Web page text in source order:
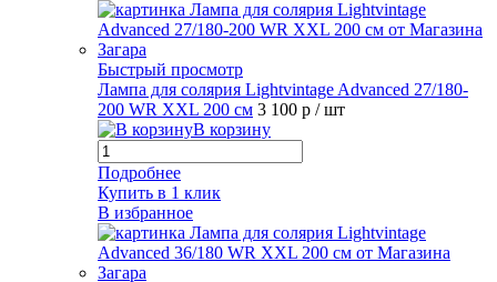
Быстрый просмотр
Лампа для солярия Lightvintage Advanced 27/180-
200 WR XXL 200 см 3 100 р / шт
В корзину
Подробнее
Купить в 1 клик
В избранное